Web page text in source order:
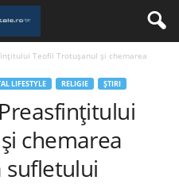
Teofil Trotușanul și chemarea
LIFESTYLE RELIGIE ȘTIRI
chemarea
sufletului